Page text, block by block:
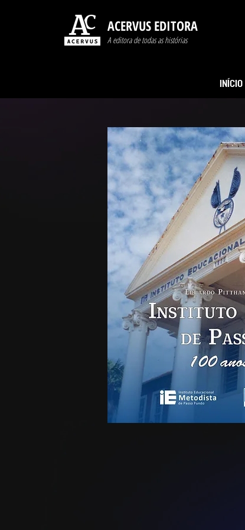
ACERVUS EDITORA
A editora de todas as histórias
INÍCIO